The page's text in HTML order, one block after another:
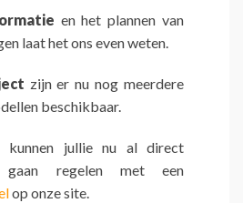
en het plannen van
laat het ons even weten.
zijn er nu nog meerdere
beschikbaar.
kunnen jullie nu al direct
gaan regelen met een
op onze site.